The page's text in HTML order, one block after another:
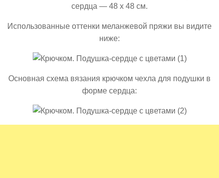
сердца — 48 х 48 см.
Использованные оттенки меланжевой пряжи вы видите
ниже:
Основная схема вязания крючком чехла для подушки в
форме сердца: